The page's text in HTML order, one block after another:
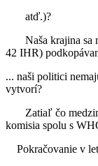
atď.)?
Naša krajina sa
42 IHR)
... naši politici
vytvorí?
Zatiaľ čo
komisia spolu s
Pokračovanie v